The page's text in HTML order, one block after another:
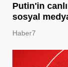
Putin'in
sosyal
Haber7